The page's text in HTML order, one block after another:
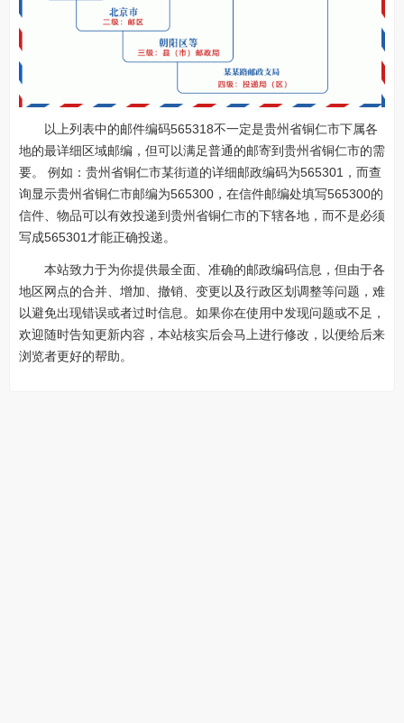
以上列表中的邮件编码565318不一定是贵州省铜仁市下属各
地的最详细区域邮编，但可以满足普通的邮寄到贵州省铜仁市的需
要。 例如：贵州省铜仁市某街道的详细邮政编码为565301，而查
询显示贵州省铜仁市邮编为565300，在信件邮编处填写565300的
信件、物品可以有效投递到贵州省铜仁市的下辖各地，而不是必须
写成565301才能正确投递。
本站致力于为你提供最全面、准确的邮政编码信息，但由于各
地区网点的合并、增加、撤销、变更以及行政区划调整等问题，难
以避免出现错误或者过时信息。如果你在使用中发现问题或不足，
欢迎随时告知更新内容，本站核实后会马上进行修改，以便给后来
浏览者更好的帮助。